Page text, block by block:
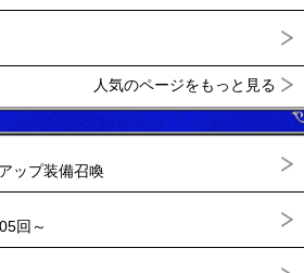
人気のページをもっと見る
ップ装備召喚
回～